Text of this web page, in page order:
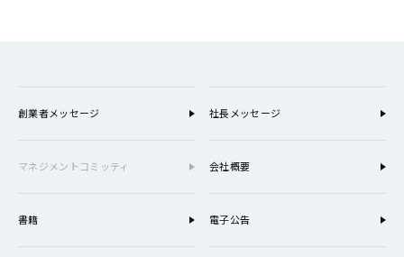
創業者メッセージ 社長メッセージ
マネジメントコミッティ 会社概要
書籍 電子公告